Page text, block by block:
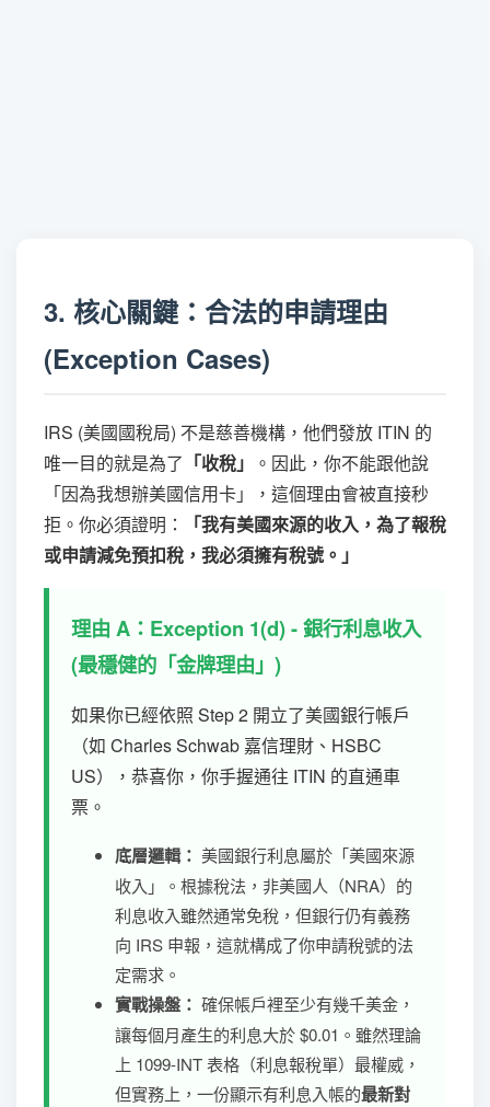
3. 核心關鍵：合法的申請理由
(Exception Cases)
IRS (美國國稅局) 不是慈善機構，他們發放 ITIN 的
唯一目的就是為了 「收稅」
。因此，你不能跟他說
「因為我想辦美國信用卡」，這個理由會被直接秒
拒。你必須證明：
「我有美國來源的收入，為了報稅
或申請減免預扣稅，我必須擁有稅號。」
理由 A：Exception 1(d) - 銀行利息收入
(最穩健的「金牌理由」)
如果你已經依照 Step 2 開立了美國銀行帳戶
（如 Charles Schwab 嘉信理財、HSBC
US），恭喜你，你手握通往 ITIN 的直通車
票。
底層邏輯： 美國銀行利息屬於「美國來源
收入」。根據稅法，非美國人（NRA）的
利息收入雖然通常免稅，但銀行仍有義務
向 IRS 申報，這就構成了你申請稅號的法
定需求。
實戰操盤： 確保帳戶裡至少有幾千美金，
讓每個月產生的利息大於 $0.01。雖然理論
上 1099-INT 表格（利息報稅單）最權威，
但實務上，一份顯示有利息入帳的最新對